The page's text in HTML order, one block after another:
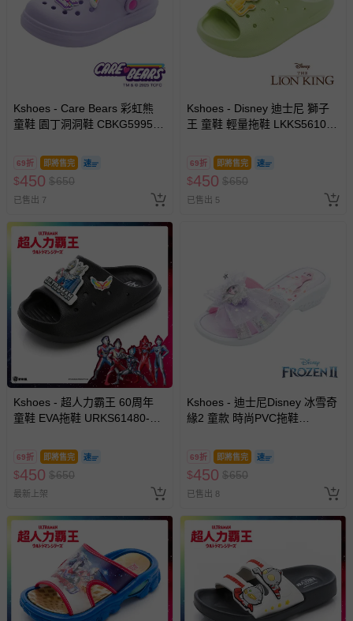
Kshoes - Care Bears 彩虹熊
童鞋 園丁洞洞鞋 CBKG59957-
69折 即將售完
$450 $650
已售出 7
Kshoes - Disney 迪士尼 獅子
王 童鞋 輕量拖鞋 LKKS56105-
69折 即將售完
$450 $650
已售出 5
Kshoes - 超人力霸王 60周年
童鞋 EVA拖鞋 URKS61480-黑-
69折 即將售完
$450 $650
最新上架
Kshoes - 迪士尼Disney 冰雪奇
緣2 童款 時尚PVC拖鞋
適好穿-紫-(小中大童段)
69折 即將售完
$450 $650
已售出 8